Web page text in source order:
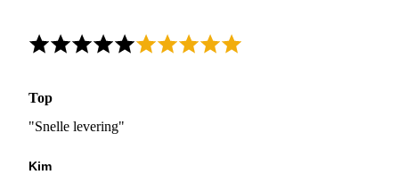
Top
"Snelle levering"
Kim